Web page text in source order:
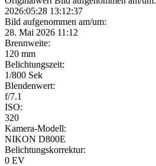
2026:05:28 13:12:37
Bild aufgenommen am/um:
28. Mai 2026 11:12
Brennweite:
120 mm
Belichtungszeit:
1/800 Sek
Blendenwert:
f/7.1
ISO:
320
Kamera-Modell:
NIKON D800E
Belichtungskorrektur:
0 EV